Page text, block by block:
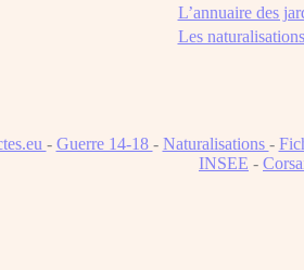
L’annuaire des
Les
- Guerre 14-18 - Naturalisations -
INSEE -